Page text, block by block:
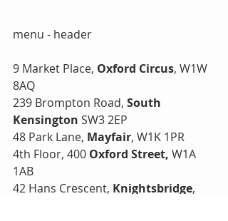
menu - header
9 Market Place, Oxford Circus, W1W
8AQ
239 Brompton Road, South
Kensington SW3 2EP
48 Park Lane, Mayfair, W1K 1PR
4th Floor, 400 Oxford Street, W1A
1AB
42 Hans Crescent, Knightsbridge,